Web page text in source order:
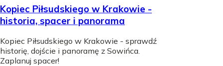
Kopiec Piłsudskiego w Krakowie -
historia, spacer i panorama
Kopiec Piłsudskiego w Krakowie - sprawdź
historię, dojście i panoramę z Sowińca.
Zaplanuj spacer!